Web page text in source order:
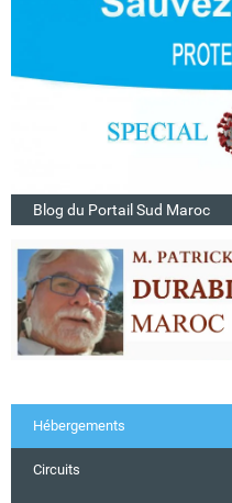
Blog du Portail Sud Maroc
Hébergements
Circuits